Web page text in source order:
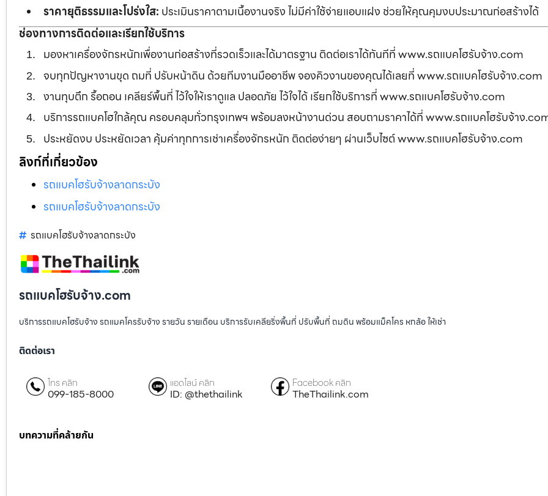
ราคายุติธรรมและโปร่งใส: ประเมินราคาตามเนื้องานจริง ไม่มีค่าใช้จ่ายแอบแฝง ช่วยให้คุณคุมงบประมาณก่อสร้างได้
ช่องทางการติดต่อและเรียกใช้บริการ
มองหาเครื่องจักรหนักเพื่องานก่อสร้างที่รวดเร็วและได้มาตรฐาน ติดต่อเราได้ทันทีที่ www.รถแบคโฮรับจ้าง.com
จบทุกปัญหางานขุด ถมที่ ปรับหน้าดิน ด้วยทีมงานมืออาชีพ จองคิวงานของคุณได้เลยที่ www.รถแบคโฮรับจ้าง.com
งานทุบตึก รื้อถอน เคลียร์พื้นที่ ไว้ใจให้เราดูแล ปลอดภัย ไว้ใจได้ เรียกใช้บริการที่ www.รถแบคโฮรับจ้าง.com
บริการรถแบคโฮใกล้คุณ ครอบคลุมทั่วกรุงเทพฯ พร้อมลงหน้างานด่วน สอบถามราคาได้ที่ www.รถแบคโฮรับจ้าง
ประหยัดงบ ประหยัดเวลา คุ้มค่าทุกการเช่าเครื่องจักรหนัก ติดต่อง่ายๆ ผ่านเว็บไซต์ www.รถแบคโฮรับจ้าง.com
ลิงก์ที่เกี่ยวข้อง
รถแบคโฮรับจ้างลาดกระบัง
รถแบคโฮรับจ้างลาดกระบัง
รถแบคโฮรับจ้างลาดกระบัง
รถแบคโฮรับจ้าง.com
บริการรถแบคโฮรับจ้าง รถแมคโครรับจ้าง รายวัน รายเดือน บริการรับเคลียริ่งพื้นที่ ปรับพื้นที่ ถมดิน พร้อมแม็คโคร หกล้อ ให้เช่า
ติดต่อเรา
โทร คลิก
099-185-8000
แอดไลน์ คลิก
ID: @thethailink
Facebook คลิก
TheThailink.com
บทความที่คล้ายกัน